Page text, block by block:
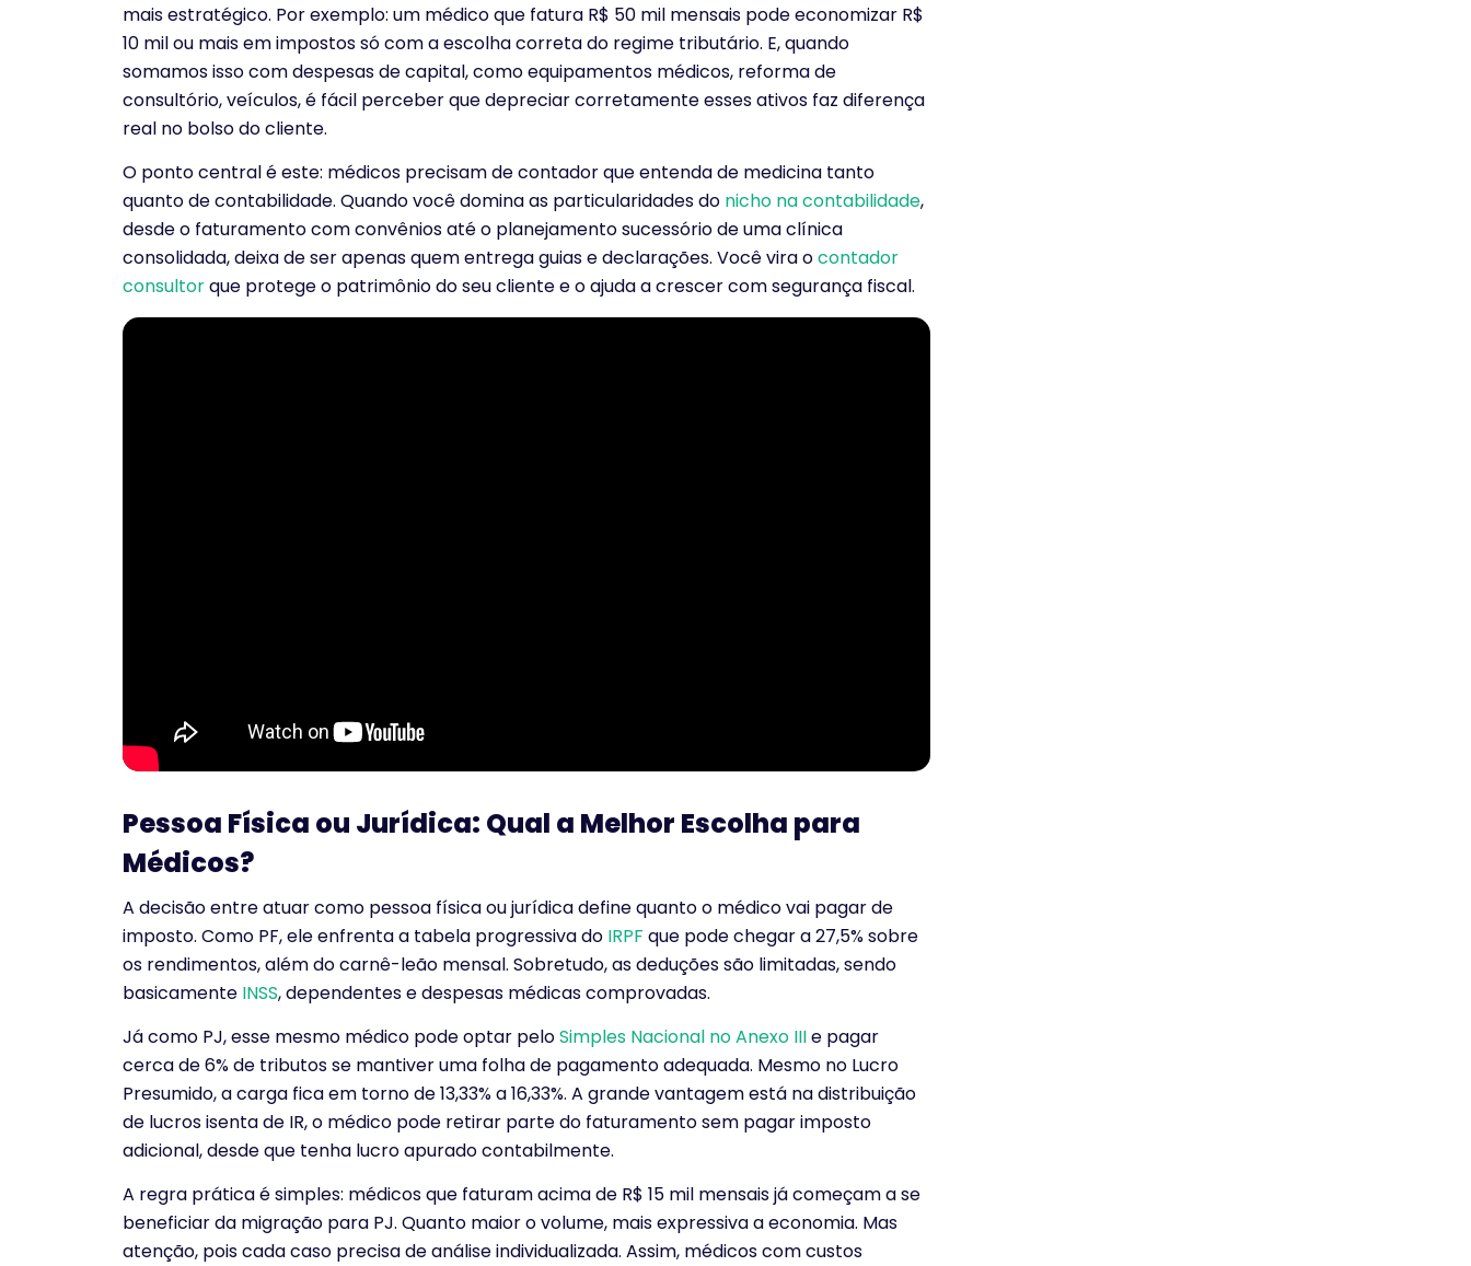
mais estratégico. Por exemplo: um médico que fatura R$ 50 mil mensais pode economizar R$
10 mil ou mais em impostos só com a escolha correta do regime tributário. E, quando
somamos isso com despesas de capital, como equipamentos médicos, reforma de
consultório, veículos, é fácil perceber que depreciar corretamente esses ativos faz diferença
real no bolso do cliente.
O ponto central é este: médicos precisam de contador que entenda de medicina tanto
quanto de contabilidade. Quando você domina as particularidades do nicho na contabilidade,
desde o faturamento com convênios até o planejamento sucessório de uma clínica
consolidada, deixa de ser apenas quem entrega guias e declarações. Você vira ocontador
consultorque protege o patrimônio do seu cliente e o ajuda a crescer com segurança fiscal.
Pessoa Física ou Jurídica: Qual a Melhor Escolha para
Médicos?
A decisão entre atuar como pessoa física ou jurídica define quanto o médico vai pagar de
imposto. Como PF, ele enfrenta a tabela progressiva do IRPF que pode chegar a 27,5% sobre
os rendimentos, além do carnê-leão mensal. Sobretudo, as deduções são limitadas, sendo
basicamente INSS, dependentes e despesas médicas comprovadas.
Já como PJ, esse mesmo médico pode optar peloSimples Nacional no Anexo IIIe pagar
cerca de 6% de tributos se mantiver uma folha de pagamento adequada. Mesmo no Lucro
Presumido, a carga fica em torno de 13,33% a 16,33%. A grande vantagem está na distribuição
de lucros isenta de IR, o médico pode retirar parte do faturamento sem pagar imposto
adicional, desde que tenha lucro apurado contabilmente.
A regra prática é simples: médicos que faturam acima de R$ 15 mil mensais já começam a se
beneficiar da migração para PJ. Quanto maior o volume, mais expressiva a economia. Mas
atenção, pois cada caso precisa de análise individualizada. Assim, médicos com custos